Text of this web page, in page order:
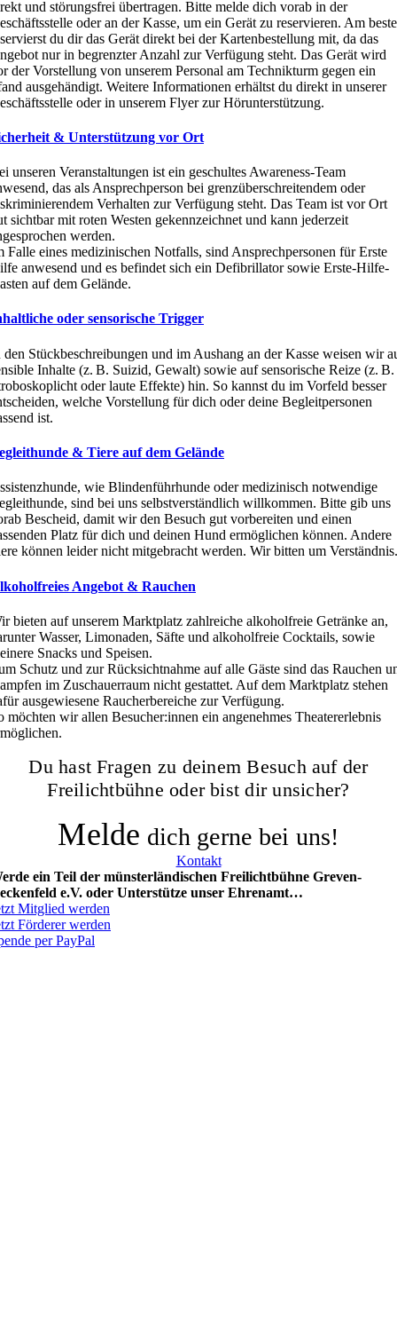
und störungsfrei übertragen. Bitte melde dich vorab in der
oder an der Kasse, um ein Gerät zu reservieren. Am
du dir das Gerät direkt bei der Kartenbestellung mit, da das
nur in begrenzter Anzahl zur Verfügung steht. Das Gerät wird
der Vorstellung von unserem Personal am Technikturm gegen ein
ausgehändigt. Weitere Informationen erhältst du direkt in unserer
oder in unserem Flyer zur Hörunterstützung.
& Unterstützung vor Ort
unseren Veranstaltungen ist ein geschultes Awareness-Team
das als Ansprechperson bei grenzüberschreitendem oder
Verhalten zur Verfügung steht. Das Team ist vor Ort
sichtbar mit roten Westen gekennzeichnet und kann jederzeit
werden.
Falle eines medizinischen Notfalls, sind Ansprechpersonen für Erste
anwesend und es befindet sich ein Defibrillatorsowie Erste-Hilfe-
auf dem Gelände.
oder sensorische Trigger
den Stückbeschreibungen und im Aushang an der Kasse weisen wir
Inhalte (z. B. Suizid, Gewalt) sowie auf sensorische Reize (z. B.
oder laute Effekte) hin. So kannst du im Vorfeld besser
welche Vorstellung für dich oder deine Begleitpersonen
ist.
& Tiere auf dem Gelände
wie Blindenführhunde oder medizinisch notwendige
sind bei uns selbstverständlich willkommen. Bitte gib uns
Bescheid, damit wir den Besuch gut vorbereiten und einen
Platz für dich und deinen Hund ermöglichen können. Andere
können leider nicht mitgebracht werden. Wir bitten um Verständnis.
Angebot & Rauchen
bieten auf unserem Marktplatz zahlreiche alkoholfreie Getränke an,
Wasser, Limonaden, Säfte und alkoholfreie Cocktails, sowie
Snacks und Speisen.
Schutz und zur Rücksichtnahme auf alle Gäste sind das Rauchen
im Zuschauerraum nicht gestattet. Auf dem Marktplatz stehen
ausgewiesene Raucherbereiche zur Verfügung.
möchten wir allen Besucher:innen ein angenehmes Theatererlebnis
Du hast Fragen zu deinem Besuch auf der
Freilichtbühne oder bist dir unsicher?
Melde dich gerne bei uns!
Kontakt
ein Teil der münsterländischen Freilichtbühne Greven-
e.V. oder Unterstütze unser Ehrenamt…
Mitglied werden
Förderer werden
per PayPal